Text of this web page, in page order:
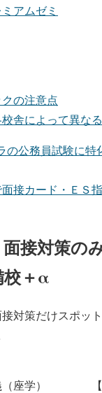
アムゼミ
の注意点
舎によって異な
の公務員試験に
接カード・ＥＳ
面接対策の
校＋α
対策だけスポッ
（座学） 【